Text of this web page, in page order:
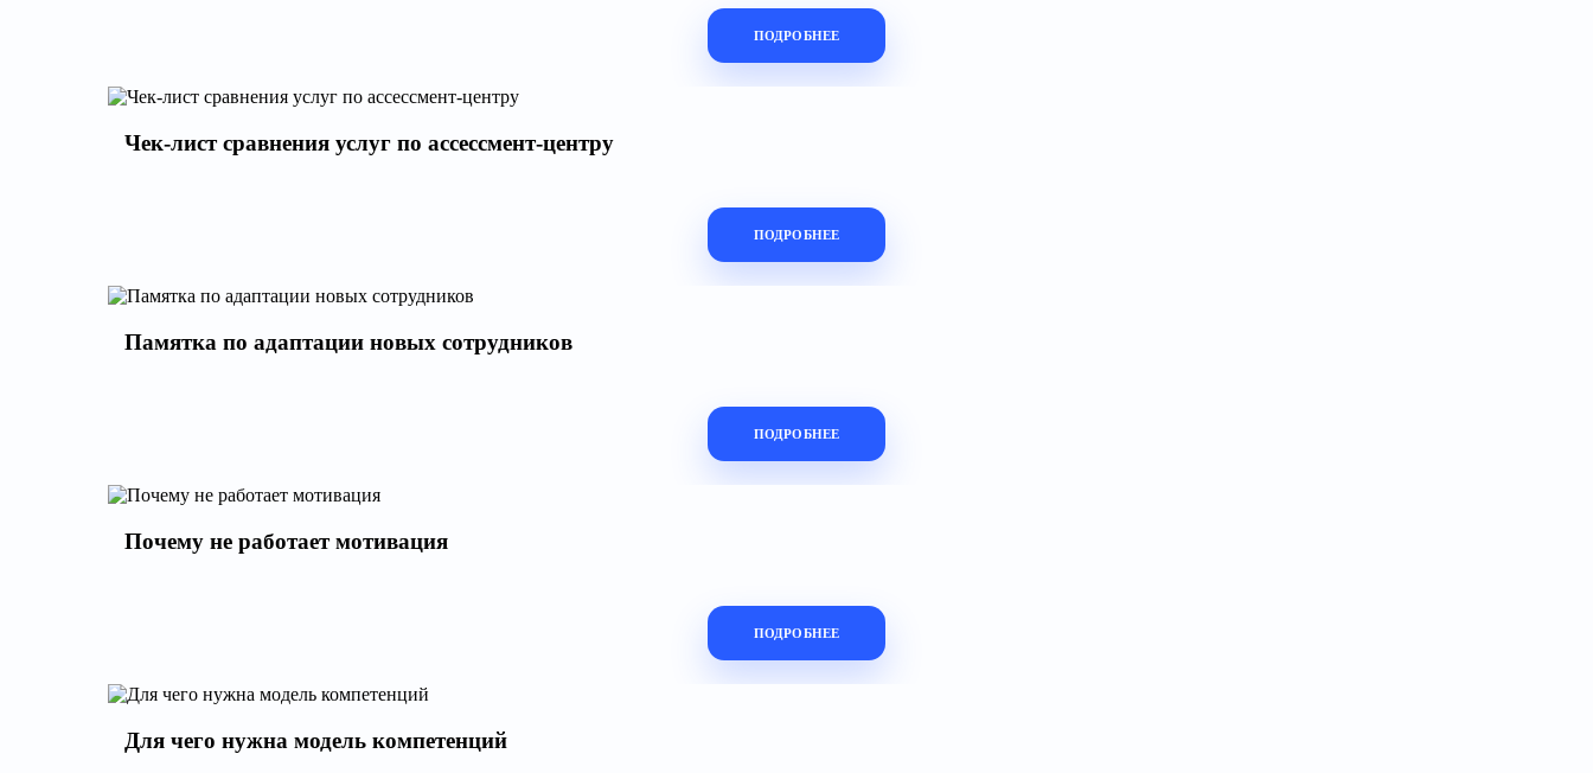
ПОДРОБНЕЕ
Чек-лист сравнения услуг по ассессмент-центру
ПОДРОБНЕЕ
Памятка по адаптации новых сотрудников
ПОДРОБНЕЕ
Почему не работает мотивация
ПОДРОБНЕЕ
Для чего нужна модель компетенций